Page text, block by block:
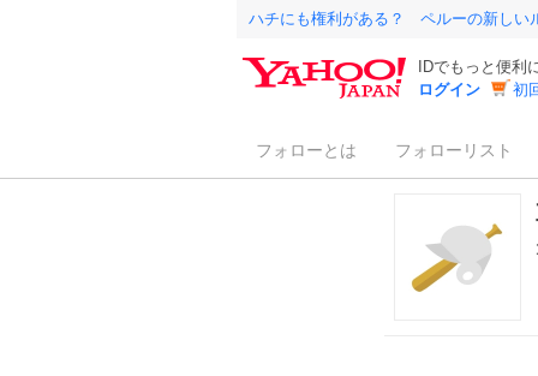
ハチにも権利がある？ ペルーの新しい
IDでもっと便利
ログイン
初
フォローとは フォローリスト